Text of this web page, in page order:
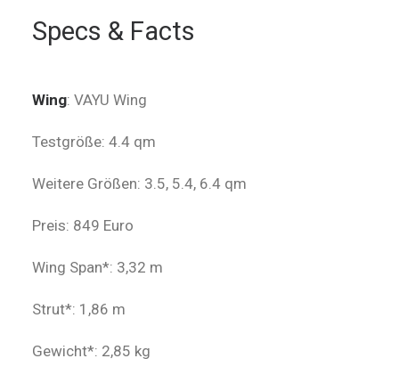
Specs & Facts
Wing: VAYU Wing
Testgröße: 4.4 qm
Weitere Größen: 3.5, 5.4, 6.4 qm
Preis: 849 Euro
Wing Span*: 3,32 m
Strut*: 1,86 m
Gewicht*: 2,85 kg